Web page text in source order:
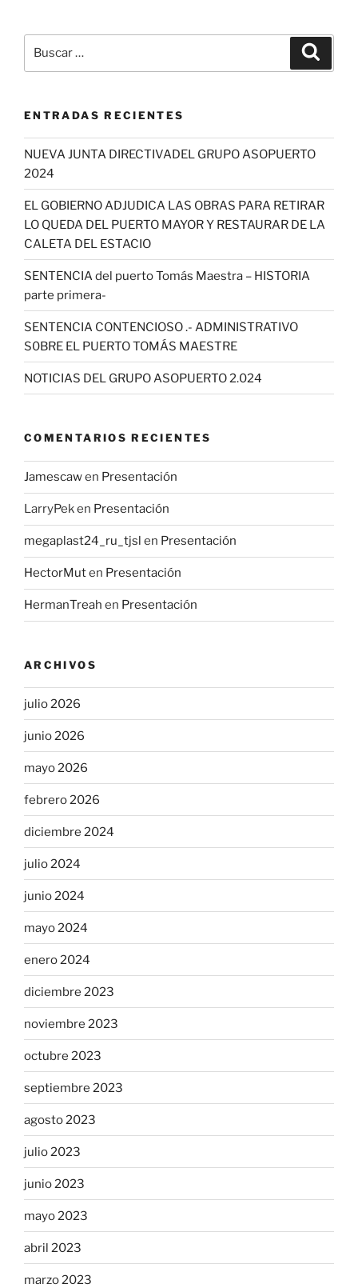
por:
ENTRADAS RECIENTES
NUEVA JUNTA DIRECTIVADEL GRUPO ASOPUERTO
2024
EL GOBIERNO ADJUDICA LAS OBRAS PARA RETIRAR
LO QUEDA DEL PUERTO MAYOR Y RESTAURAR DE LA
CALETA DEL ESTACIO
SENTENCIA del puerto Tomás Maestra – HISTORIA
parte primera-
SENTENCIA CONTENCIOSO .- ADMINISTRATIVO
S0BRE EL PUERTO TOMÁS MAESTRE
NOTICIAS DEL GRUPO ASOPUERTO 2.024
COMENTARIOS RECIENTES
Jamescawen Presentación
LarryPeken Presentación
megaplast24_ru_tjsl en Presentación
HectorMuten Presentación
HermanTreah en Presentación
ARCHIVOS
julio 2026
junio 2026
mayo 2026
febrero 2026
diciembre 2024
julio 2024
junio 2024
mayo 2024
enero 2024
diciembre 2023
noviembre 2023
octubre 2023
septiembre 2023
agosto 2023
julio 2023
junio 2023
mayo 2023
abril 2023
marzo 2023